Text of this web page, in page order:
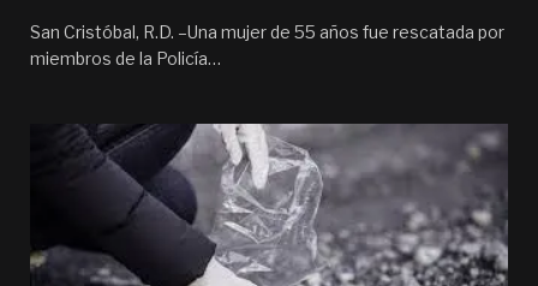
San Cristóbal, R.D. –Una mujer de 55 años fue rescatada por
miembros de la Policía…